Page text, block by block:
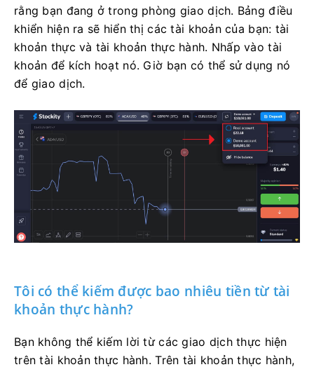
rằng bạn đang ở trong phòng giao dịch. Bảng điều
khiển hiện ra sẽ hiển thị các tài khoản của bạn: tài
khoản thực và tài khoản thực hành. Nhấp vào tài
khoản để kích hoạt nó. Giờ bạn có thể sử dụng nó
để giao dịch.
Tôi có thể kiếm được bao nhiêu tiền từ tài
khoản thực hành?
Bạn không thể kiếm lời từ các giao dịch thực hiện
trên tài khoản thực hành. Trên tài khoản thực hành,